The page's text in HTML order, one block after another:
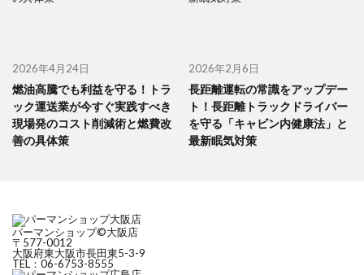
2026年4月24日
燃油高騰でも利益を守る！トラ
ック運送業が今すぐ実践すべき
現場発のコスト削減術と燃費改
善の具体策
2026年2月6日
長距離運転の常識をアップデー
ト！長距離トラックドライバー
を守る「キャビン内健康法」と
最新眠気対策
パーマンショップ©大阪店
〒577-0012
大阪府東大阪市長田東5-3-9
TEL：06-6753-8555